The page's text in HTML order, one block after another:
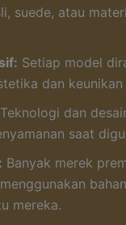
suede, atau
Setiap model
dan
Teknologi dan
saat
Banyak merek
mereka.